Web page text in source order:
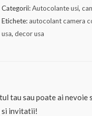
Categorii:Autocolante usi,
Etichete:autocolant camera
usa, decor usa
tau sau poate ai
si invitatii!